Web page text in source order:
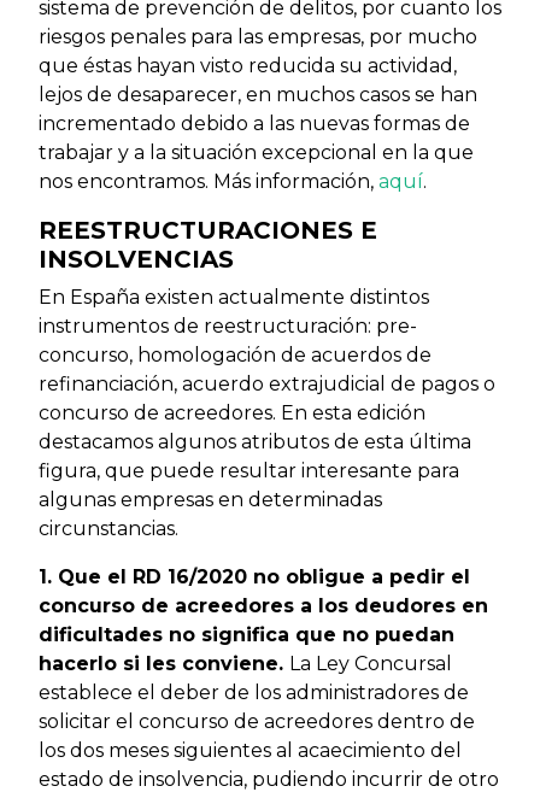
sistema de prevención de delitos, por cuanto los
riesgos penales para las empresas, por mucho
que éstas hayan visto reducida su actividad,
lejos de desaparecer, en muchos casos se han
incrementado debido a las nuevas formas de
trabajar y a la situación excepcional en la que
nos encontramos. Más información, aquí.
REESTRUCTURACIONES E
INSOLVENCIAS
En España existen actualmente distintos
instrumentos de reestructuración: pre-
concurso, homologación de acuerdos de
refinanciación, acuerdo extrajudicial de pagos o
concurso de acreedores. En esta edición
destacamos algunos atributos de esta última
figura, que puede resultar interesante para
algunas empresas en determinadas
circunstancias.
1. Que el RD 16/2020 no obligue a pedir el
concurso de acreedores a los deudores en
dificultades no significa que no puedan
hacerlo si les conviene. La Ley Concursal
establece el deber de los administradores de
solicitar el concurso de acreedores dentro de
los dos meses siguientes al acaecimiento del
estado de insolvencia, pudiendo incurrir de otro